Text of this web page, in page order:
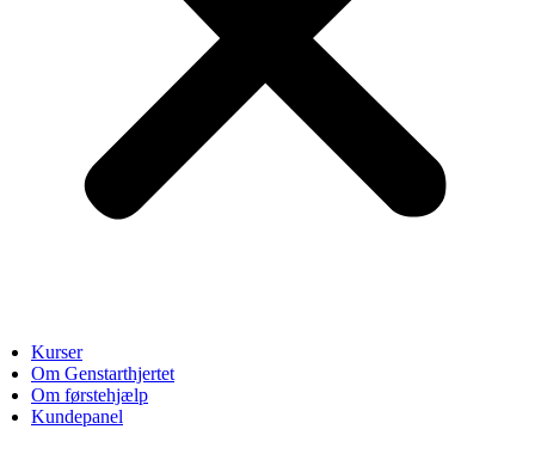
Kurser
Om Genstarthjertet
Om førstehjælp
Kundepanel